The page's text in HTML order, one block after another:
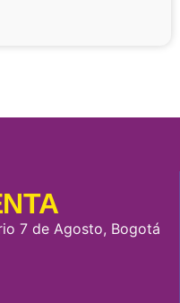
7 de Agosto, Bogotá